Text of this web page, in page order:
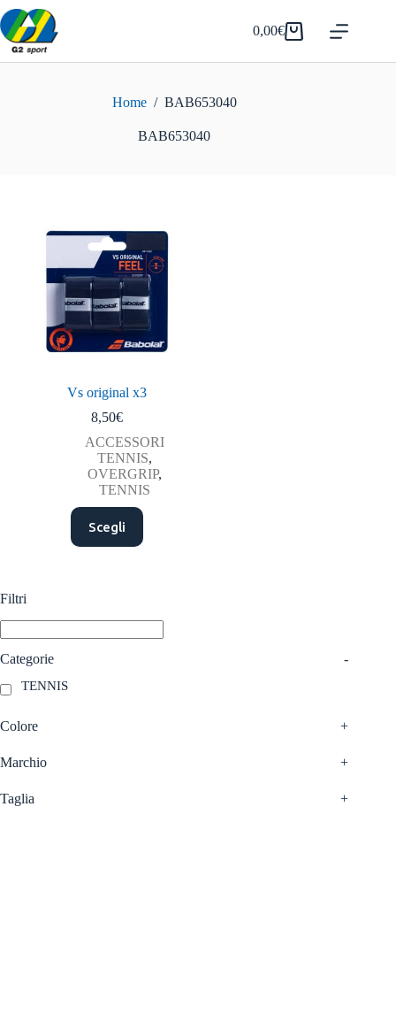
Salta
al
contenuto
Carrello
0,00€
Home / BAB653040
BAB653040
Vs original x3
8,50€
ACCESSORI
TENNIS,
OVERGRIP,
TENNIS
Scegli
Questo
prodotto
ha
possono
essere
Filtri
Categorie -
TENNIS
Colore +
Marchio +
Taglia +